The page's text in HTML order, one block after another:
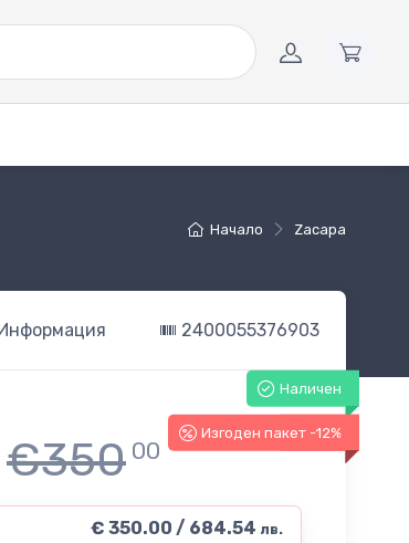
Начало Zacapa
2400055376903
Наличен
-12%
Изгоден пакет -12%
€350 00
€ 350.00 / 684.54 лв.